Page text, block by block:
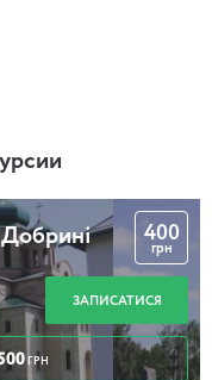
Добрині
400
грн
ЗАПИСАТИСЯ
ГРН